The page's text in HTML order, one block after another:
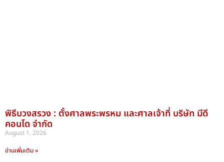
พิธีบวงสรวง : ตั้งศาลพระพรหม และศาลเจ้าที่ บริษัท มีดี
คอนโด จำกัด
August 1, 2026
อ่านเพิ่มเติม »